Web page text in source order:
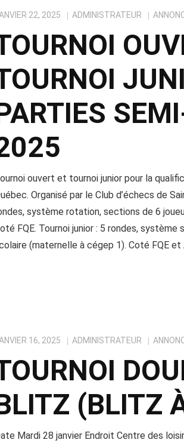
22, 2025 ADMINISTRATEUR
ouvert et tournoi junior pour la
Organisé par le Club d’échecs de
système rotation, sections de 6
FQE. Tournoi junior : 5 rondes,
(maternelle à cégep 1). Coté FQE et
16, 2025 ADMINISTRATEUR
(BLITZ
Mardi 28 janvier Endroit Centre des